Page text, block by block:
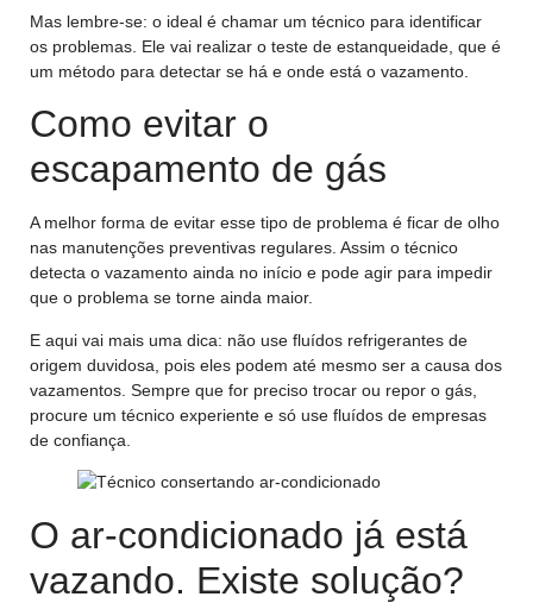
Mas lembre-se: o ideal é chamar um técnico para identificar
os problemas. Ele vai realizar o teste de estanqueidade, que é
um método para detectar se há e onde está o vazamento.
Como evitar o
escapamento de gás
A melhor forma de evitar esse tipo de problema é ficar de olho
nas manutenções preventivas regulares. Assim o técnico
detecta o vazamento ainda no início e pode agir para impedir
que o problema se torne ainda maior.
E aqui vai mais uma dica: não use fluídos refrigerantes de
origem duvidosa, pois eles podem até mesmo ser a causa dos
vazamentos. Sempre que for preciso trocar ou repor o gás,
procure um técnico experiente e só use fluídos de empresas
de confiança.
O ar-condicionado já está
vazando. Existe solução?